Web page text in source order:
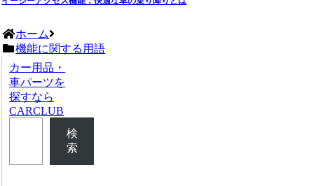
ホーム
機能に関する用語
カー用品・
車パーツを
探すなら
CARCLUB
検
索